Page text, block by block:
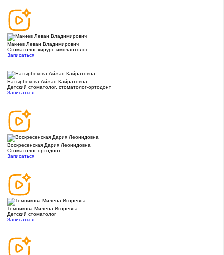
Макиев Леван Владимирович
Стоматолог-хирург, имплантолог
Записаться
Батырбекова Айжан Кайратовна
Детский стоматолог, стоматолог-ортодонт
Записаться
Воскресенская Дария Леонидовна
Стоматолог-ортодонт
Записаться
Темникова Милена Игоревна
Детский стоматолог
Записаться